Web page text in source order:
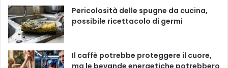
o
k
e
r
a
Pericolosità delle spugne da cucina,
possibile ricettacolo di germi
Il caffè potrebbe proteggere il cuore,
ma le bevande energetiche potrebbero